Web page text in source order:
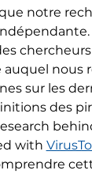
notre
auquel nous
sur les
des
with